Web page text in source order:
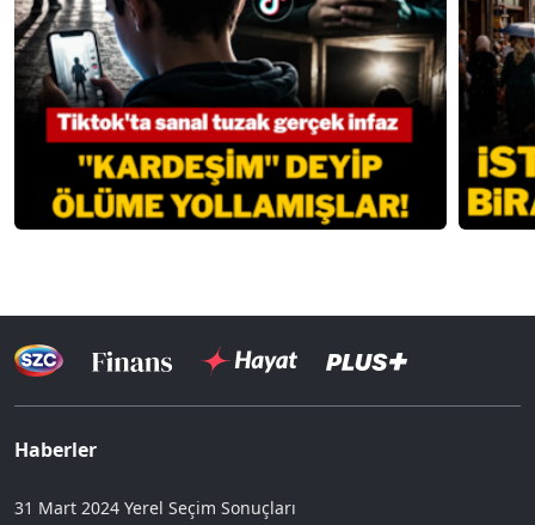
Haberler
31 Mart 2024 Yerel Seçim Sonuçları